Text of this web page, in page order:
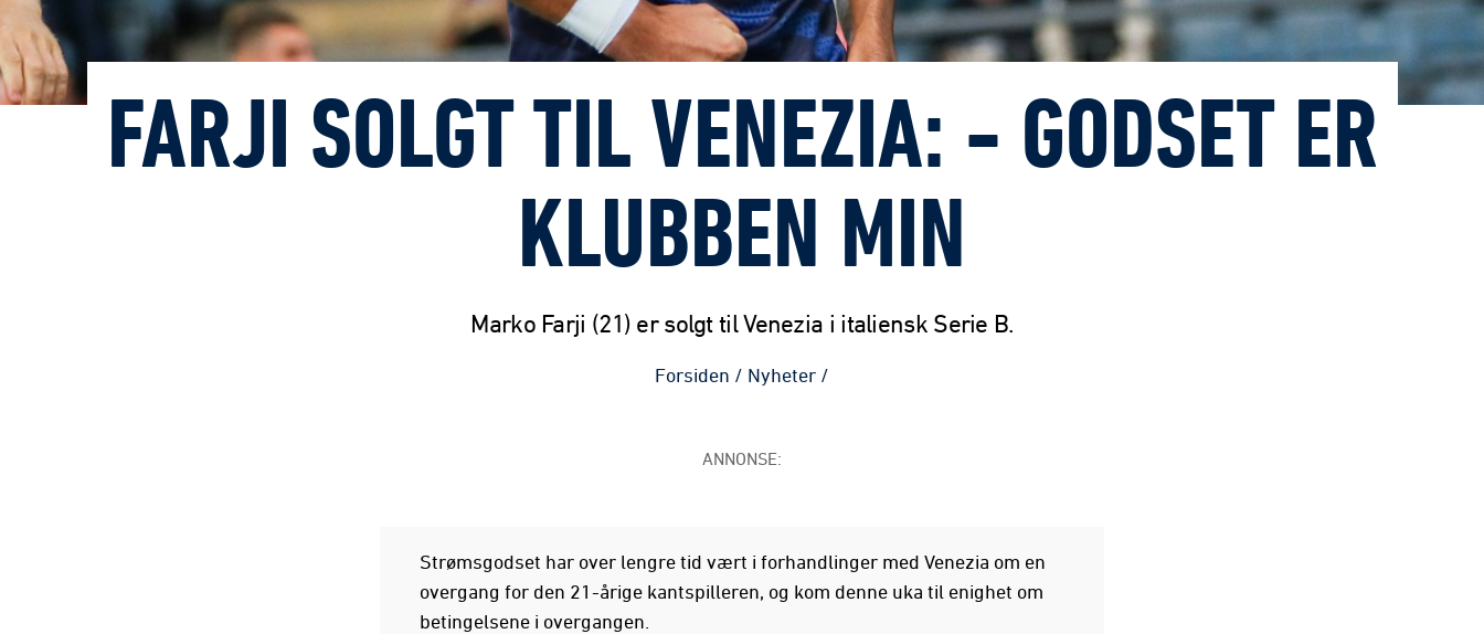
FARJI SOLGT TIL VENEZIA: - GODSET ER
KLUBBEN MIN
Marko Farji (21) er solgt til Venezia i italiensk Serie B.
Forsiden / Nyheter /
ANNONSE:
Strømsgodset har over lengre tid vært i forhandlinger med Venezia om en
overgang for den 21-årige kantspilleren, og kom denne uka til enighet om
betingelsene i overgangen.